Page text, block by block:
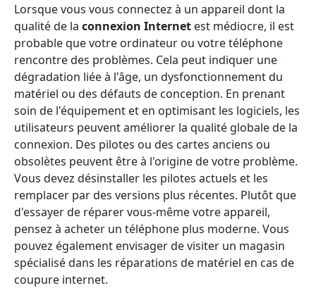
Lorsque vous vous connectez à un appareil dont la
qualité de la connexion Internet est médiocre, il est
probable que votre ordinateur ou votre téléphone
rencontre des problèmes. Cela peut indiquer une
dégradation liée à l'âge, un dysfonctionnement du
matériel ou des défauts de conception. En prenant
soin de l'équipement et en optimisant les logiciels, les
utilisateurs peuvent améliorer la qualité globale de la
connexion. Des pilotes ou des cartes anciens ou
obsolètes peuvent être à l'origine de votre problème.
Vous devez désinstaller les pilotes actuels et les
remplacer par des versions plus récentes. Plutôt que
d'essayer de réparer vous-même votre appareil,
pensez à acheter un téléphone plus moderne. Vous
pouvez également envisager de visiter un magasin
spécialisé dans les réparations de matériel en cas de
coupure internet.